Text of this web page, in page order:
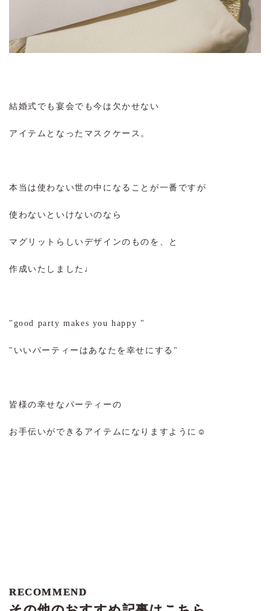
結婚式でも宴会でも今は欠かせない
アイテムとなったマスクケース。
本当は使わない世の中になることが一番ですが
使わないといけないのなら
マグリットらしいデザインのものを、と
作成いたしました♩
"good party makes you happy "
"いいパーティーはあなたを幸せにする"
皆様の幸せなパーティーの
お手伝いができるアイテムになりますように☺
RECOMMEND